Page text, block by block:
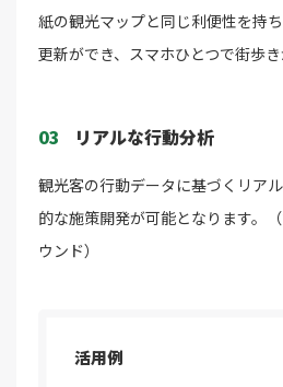
紙の観光マップと同じ利便性を持
更新ができ、スマホひとつで街歩き
03 リアルな行動分析
観光客の行動データに基づくリア
的な施策開発が可能となります。
ウンド）
活用例